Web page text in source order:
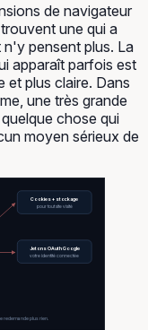
de navigateur
une qui a
n'y pensent plus. La
apparaît parfois est
et plus claire. Dans
une très grande
chose qui
moyen sérieux de
Cookies + stockage
pour tout site visité
Jetons OAuth Google
votre identité connectée
redemande plus rien.